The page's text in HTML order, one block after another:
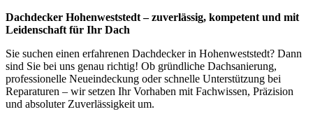
Dachdecker Hohenweststedt – zuverlässig, kompetent und mit
Leidenschaft für Ihr Dach
Sie suchen einen erfahrenen Dachdecker in Hohenweststedt? Dann
sind Sie bei uns genau richtig! Ob gründliche Dachsanierung,
professionelle Neueindeckung oder schnelle Unterstützung bei
Reparaturen – wir setzen Ihr Vorhaben mit Fachwissen, Präzision
und absoluter Zuverlässigkeit um.